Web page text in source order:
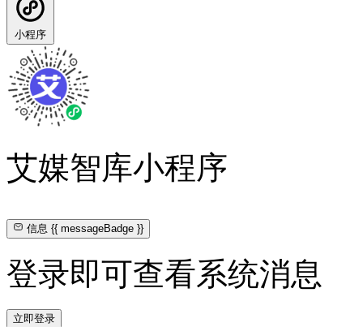
小程序
艾媒智库小程序
信息{{ messageBadge }}
登录即可查看系统消息
立即登录